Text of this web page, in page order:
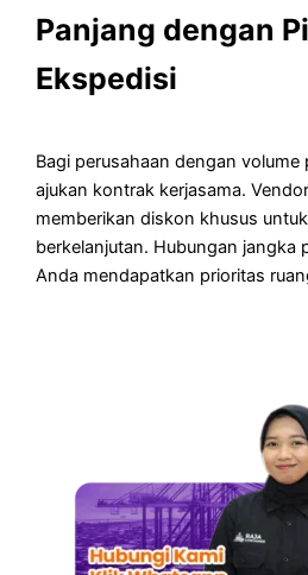
Panjang dengan
Ekspedisi
Bagi perusahaan dengan volume
ajukan kontrak kerjasama.
memberikan diskon khusus
berkelanjutan. Hubungan jangka
Anda mendapatkan prioritas